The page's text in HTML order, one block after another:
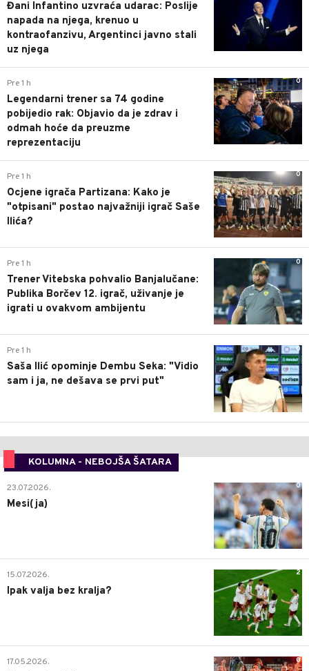
Đani Infantino uzvraća udarac: Poslije
napada na njega, krenuo u
kontraofanzivu, Argentinci javno stali
uz njega
0
Pre 1 h
Legendarni trener sa 74 godine
pobijedio rak: Objavio da je zdrav i
odmah hoće da preuzme
reprezentaciju
0
Pre 1 h
Ocjene igrača Partizana: Kako je
"otpisani" postao najvažniji igrač Saše
Ilića?
0
Pre 1 h
Trener Vitebska pohvalio Banjalučane:
Publika Borčev 12. igrač, uživanje je
igrati u ovakvom ambijentu
0
Pre 1 h
Saša Ilić opominje Dembu Seka: "Vidio
sam i ja, ne dešava se prvi put"
KOLUMNA - NEBOJŠA ŠATARA
0
23.07.2026.
Mesi(ja)
2
15.07.2026.
Ipak valja bez kralja?
0
17.05.2026.